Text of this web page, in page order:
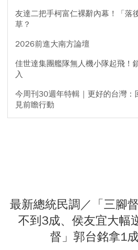
友達二把手柯富仁裸辭內幕！「落
草？
2026前進大南方論壇
佳世達集團艦隊無人機小隊起飛！
入
今周刊30週年特輯｜更好的台灣：
見前瞻行動
最新總統民調／「三腳
不到3成、侯友宜大幅
督」郭台銘拿1